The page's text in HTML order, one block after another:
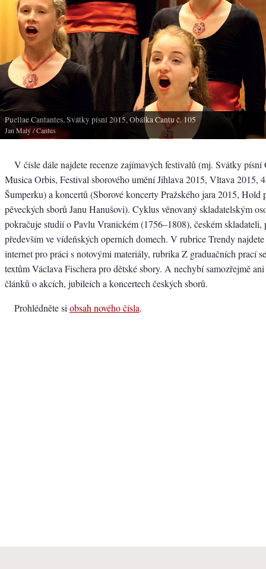
Puellae Cantantes, Svátky písní 2015, Obálka Cantu č. 105
Jan Malý/ Cantus
V čísle dále najdete recenze zajímavých festivalů (mj. Svátky
Musica Orbis, Festival sborového umění Jihlava 2015, Vltava 2015,
Šumperku) a koncertů (Sborové koncerty Pražského jara 2015, Hold
pěveckých sborů Janu Hanušovi). Cyklus věnovaný skladatelským
pokračuje studií o Pavlu Vranickém (1756–1808), českém skladateli,
především ve vídeňských operních domech. V rubrice Trendy
internet pro práci s notovými materiály, rubrika Z graduačních prací
textům Václava Fischera pro dětské sbory. A nechybí samozřejmě
článků o akcích, jubileích a koncertech českých sborů.
Prohlédněte si obsah nového čísla.